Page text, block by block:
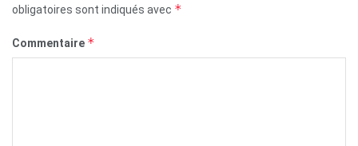
obligatoires sont indiqués avec *
Commentaire *